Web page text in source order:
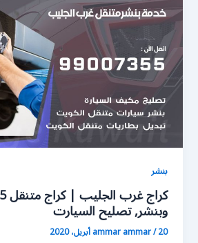
بنشر
وبنشر, تصليح السيارت
ammar ammar/20 أبريل، 2020